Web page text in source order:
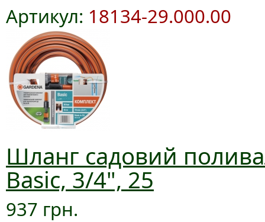
Артикул: 18134-29.000.00
Шланг садовий
Basic, 3/4", 25
937 грн.